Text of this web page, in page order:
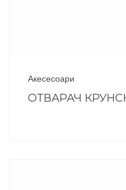
Акесесоари
ОТВАРАЧ